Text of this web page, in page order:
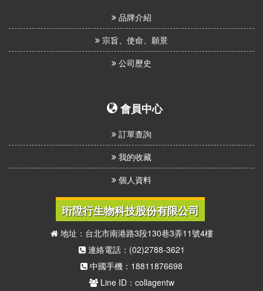
品牌介紹
宗旨、使命、願景
公司歷史
會員中心
訂單查詢
我的收藏
個人資料
珩陞行生物科技股份有限公司
地址：台北市南港路3段130巷3弄11號4樓
連絡電話：(02)2788-3621
中國手機：18811876698
Line ID：collagentw